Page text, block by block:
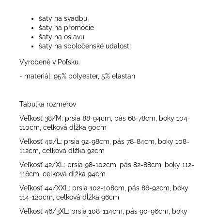
šaty na svadbu
šaty na promócie
šaty na oslavu
šaty na spoločenské udalosti
Vyrobené v Poľsku.
- materiál: 95% polyester, 5% elastan
Tabuľka rozmerov
Veľkosť 38/M: prsia 88-94cm, pás 68-78cm, boky 104-
110cm, celková dĺžka 90cm
Veľkosť 40/L: prsia 92-98cm, pás 78-84cm, boky 108-
112cm, celková dĺžka 92cm
Veľkosť 42/XL: prsia 98-102cm, pás 82-88cm, boky 112-
116cm, celková dĺžka 94cm
Veľkosť 44/XXL: prsia 102-108cm, pás 86-92cm, boky
114-120cm, celková dĺžka 96cm
Veľkosť 46/3XL: prsia 108-114cm, pás 90-96cm, boky